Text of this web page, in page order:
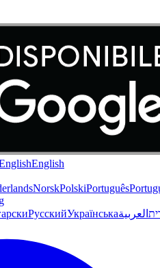
English
NorskPolskiPortuguês
РусскийУкраїнськаالعربية